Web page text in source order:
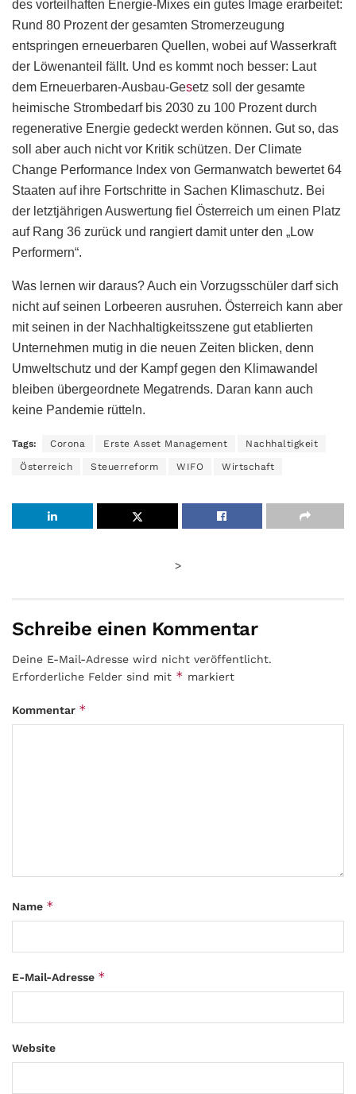
des vorteilhaften Energie-Mixes ein gutes Image erarbeitet:
Rund 80 Prozent der gesamten Stromerzeugung
entspringen erneuerbaren Quellen, wobei auf Wasserkraft
der Löwenanteil fällt. Und es kommt noch besser: Laut
dem Erneuerbaren-Ausbau-Gesetz soll der gesamte
heimische Strombedarf bis 2030 zu 100 Prozent durch
regenerative Energie gedeckt werden können. Gut so, das
soll aber auch nicht vor Kritik schützen. Der Climate
Change Performance Index von Germanwatch bewertet 64
Staaten auf ihre Fortschritte in Sachen Klimaschutz. Bei
der letztjährigen Auswertung fiel Österreich um einen Platz
auf Rang 36 zurück und rangiert damit unter den „Low
Performern“.
Was lernen wir daraus? Auch ein Vorzugsschüler darf sich
nicht auf seinen Lorbeeren ausruhen. Österreich kann aber
mit seinen in der Nachhaltigkeitsszene gut etablierten
Unternehmen mutig in die neuen Zeiten blicken, denn
Umweltschutz und der Kampf gegen den Klimawandel
bleiben übergeordnete Megatrends. Daran kann auch
keine Pandemie rütteln.
Tags: Corona Erste Asset Management Nachhaltigkeit
Österreich Steuerreform WIFO Wirtschaft
>
Schreibe einen Kommentar
Deine E-Mail-Adresse wird nicht veröffentlicht.
Erforderliche Felder sind mit * markiert
Kommentar *
Name *
E-Mail-Adresse *
Website